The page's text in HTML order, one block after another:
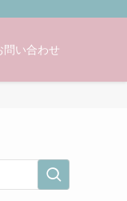
問い合わせ